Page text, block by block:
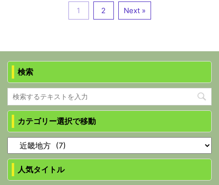
1 2 Next »
検索
カテゴリー選択で移動
人気タイトル